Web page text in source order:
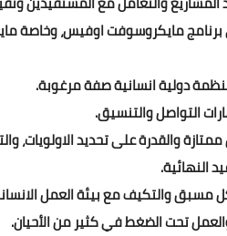
النهائية.
تحت الضغط في كثير من الأحيان.